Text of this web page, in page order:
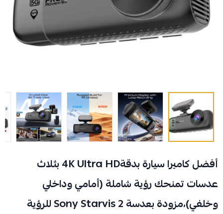
أفضل كاميرا سيارة بدقة‎4K Ultra HD‎ بثلاث
عدسات تمنحك رؤية شاملة (أمامي وداخلي
وخلفي)،مزودة بعدسة ‎Sony Starvis 2‎ للرؤية